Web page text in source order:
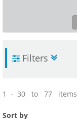
Filters
1 - 30 to 77 items
Sort by